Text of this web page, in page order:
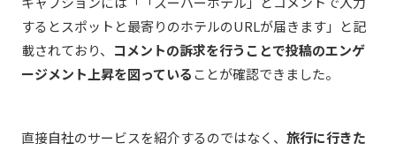
するとスポットと最寄りのホテルのURLが届きます」と記
載されており、 コメントの訴求を行うことで投稿のエンゲ
ージメント上昇を図っていることが確認できました。
直接自社のサービスを紹介するのではなく、 旅行に行きた